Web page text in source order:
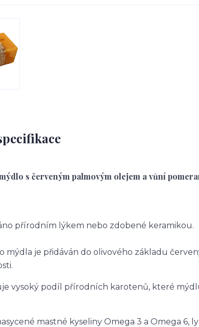
s červeným palmovým olejem a vůní
přírodním lýkem nebo zdobené keramikou.
mýdla je přidáván do olivového základu
vysoký podíl přírodních karotenů, které
mastné kyseliny Omega 3 a Omega 6,